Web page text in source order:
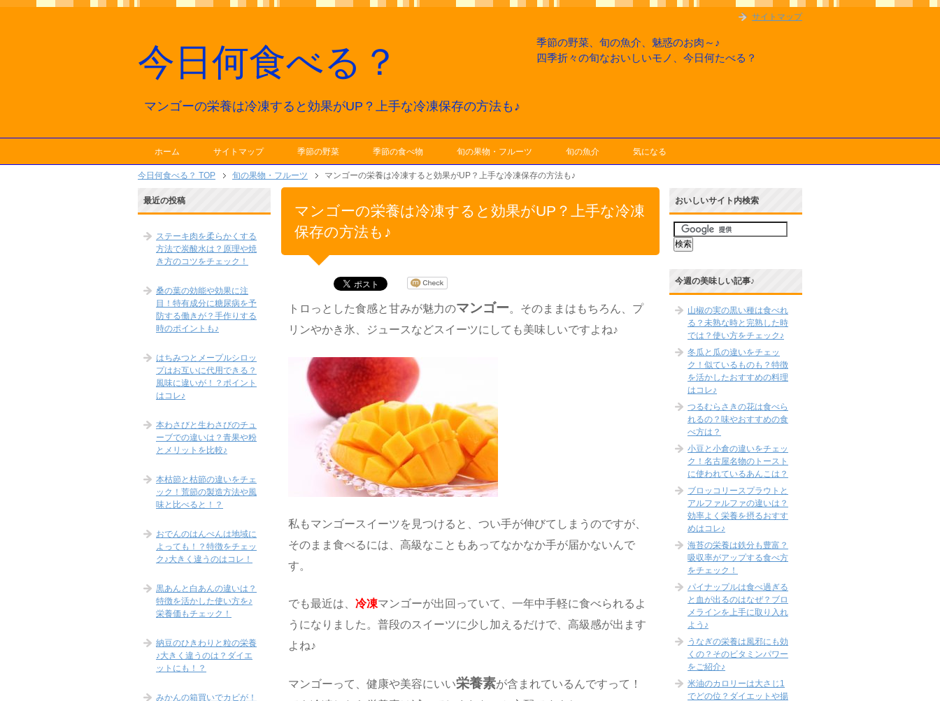
今日何食べる？
マンゴーの栄養は冷凍すると効果がUP？上手な冷凍保存の方法も♪
季節の野菜、旬の魚介、魅惑のお肉～♪
四季折々の旬なおいしいモノ、今日何たべる？
ホーム サイトマップ 季節の野菜 季節の食べ物 旬の果物・フルーツ 旬の魚介 気になる
今日何食べる？ TOP 旬の果物・フルーツ マンゴーの栄養は冷凍すると効果がUP？上手な冷凍保存の方法も♪
マンゴーの栄養は冷凍すると効果がUP？上手な冷凍
保存の方法も♪
トロっとした食感と甘みが魅力のマンゴー。そのままはもちろん、プ
リンやかき氷、ジュースなどスイーツにしても美味しいですよね♪
私もマンゴースイーツを見つけると、つい手が伸びてしまうのですが、
そのまま食べるには、高級なこともあってなかなか手が届かないんで
す。
でも最近は、冷凍マンゴーが出回っていて、一年中手軽に食べられるよ
うになりました。普段のスイーツに少し加えるだけで、高級感が出ます
よね♪
マンゴーって、健康や美容にいい栄養素が含まれているんですって！
最近の投稿
ステーキ肉を柔らかくする
方法で炭酸水は？原理や焼
き方のコツをチェック！
桑の葉の効能や効果に注
目！特有成分に糖尿病を予
防する働きが？手作りする
時のポイントも♪
はちみつとメープルシロッ
プはお互いに代用できる？
風味に違いが！？ポイント
はコレ♪
本わさびと生わさびのチュ
ーブでの違いは？青果や粉
とメリットを比較♪
本枯節と枯節の違いをチェ
ック！荒節の製造方法や風
味と比べると！？
おでんのはんぺんは地域に
よっても！？特徴をチェッ
ク♪大きく違うのはコレ！
黒あんと白あんの違いは？
特徴を活かした使い方を♪
栄養価もチェック！
納豆のひきわりと粒の栄養
♪大きく違うのは？ダイエ
ットにも！？
みかんの箱買いでカビが！
おいしいサイト内検索
今週の美味しい記事♪
山椒の実の黒い種は食べれ
る？未熟な時と完熟した時
では？使い方をチェック♪
冬瓜と瓜の違いをチェッ
ク！似ているものも？特徴
を活かしたおすすめの料理
はコレ♪
つるむらさきの花は食べら
れるの？味やおすすめの食
べ方は？
小豆と小倉の違いをチェッ
ク！名古屋名物のトースト
に使われているあんこは？
ブロッコリースプラウトと
アルファルファの違いは？
効率よく栄養を摂るおすす
めはコレ♪
海苔の栄養は鉄分も豊富？
吸収率がアップする食べ方
をチェック！
パイナップルは食べ過ぎる
と血が出るのはなぜ？ブロ
メラインを上手に取り入れ
よう♪
うなぎの栄養は風邪にも効
くの？そのビタミンパワー
をご紹介♪
米油のカロリーは大さじ1
でどの位？ダイエットや揚
サイトマップ